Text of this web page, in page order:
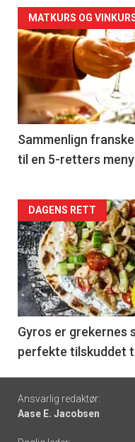
Forsiden
akkurat
nå
-
5
MATKURS OG
Sammenlign
til en 5-retters meny
Forsiden
akkurat
nå
-
6
DAGENS RETT
Gyros er grekernes
perfekte tilskuddet
Footer
-
Ansvarlig redaktør:
Aase E. Jacobsen